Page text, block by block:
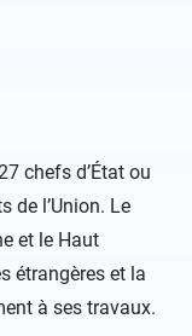
chefs d’État ou
de l’Union. Le
et le Haut
étrangères et la
à ses travaux.